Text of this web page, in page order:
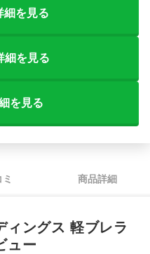
細を見る
を見る
を見る
商品詳細
ィングス 軽ブレラ
ュー